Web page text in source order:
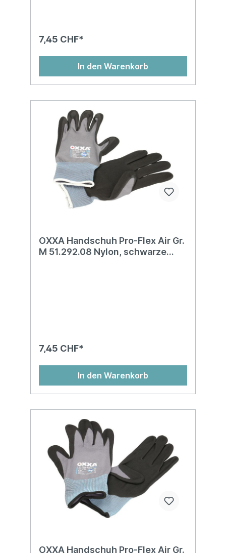
7,45 CHF*
In den Warenkorb
OXXA Handschuh Pro-Flex Air Gr.
M 51.292.08 Nylon, schwarze
7,45 CHF*
In den Warenkorb
OXXA Handschuh Pro-Flex Air Gr.